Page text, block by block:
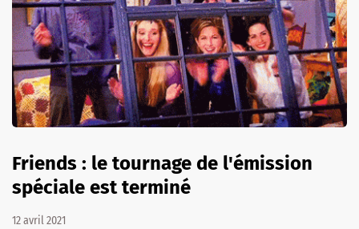
Friends : le tournage de l'émission
spéciale est terminé
12 avril 2021